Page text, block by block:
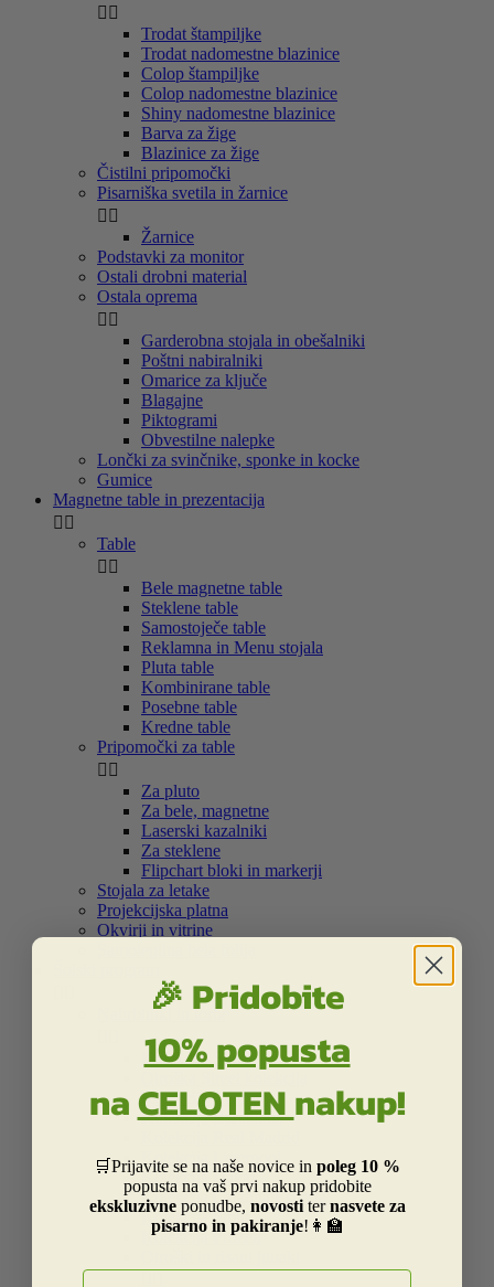
 
Trodat štampiljke
Trodat nadomestne blazinice
Colop štampiljke
Colop nadomestne blazinice
Shiny nadomestne blazinice
Barva za žige
Blazinice za žige
Čistilni pripomočki
Pisarniška svetila in žarnice
 
Žarnice
Podstavki za monitor
Ostali drobni material
Ostala oprema
 
Garderobna stojala in obešalniki
Poštni nabiralniki
Omarice za ključe
Blagajne
Piktogrami
Obvestilne nalepke
Lončki za svinčnike, sponke in kocke
Gumice
Magnetne table in prezentacija
 
Table
 
Bele magnetne table
Steklene table
Samostoječe table
Reklamna in Menu stojala
Pluta table
Kombinirane table
Posebne table
Kredne table
Pripomočki za table
 
Za pluto
Za bele, magnetne
Laserski kazalniki
Za steklene
Flipchart bloki in markerji
Stojala za letake
Projekcijska platna
Okvirji in vitrine
Nahrbtniki in torbe
Kolekcija Street
Kolekcija Centrum
Kolekcija Barcelona
Kolekcija Liverpool
Kolekcija Dakar
Kolekcija Catalina Estrada
Kolekcija Smiley
Kolekcija Frozen
🎉 Pridobite
10% popusta
naCELOTENnakup!
🛒Prijavite se na naše novice in poleg 10 %
popusta na vaš prvi nakup pridobite
ekskluzivneponudbe, novosti ternasvete za
pisarno in pakiranje!👩‍🏫
E-naslov